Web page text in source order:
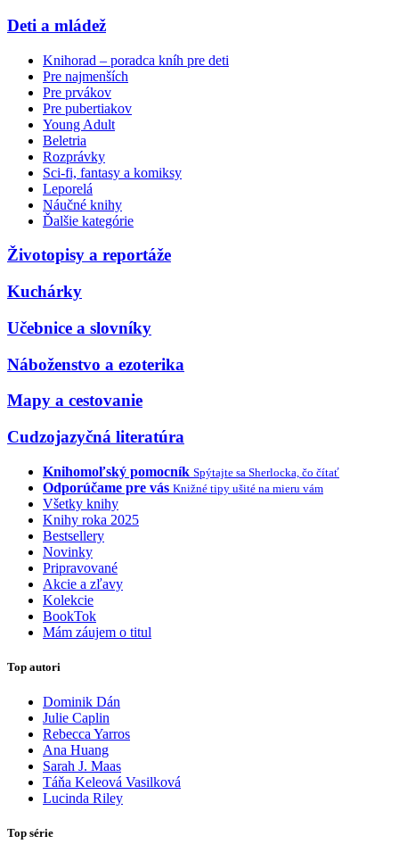
Deti a mládež
Knihorad – poradca kníh pre deti
Pre najmenších
Pre prvákov
Pre pubertiakov
Young Adult
Beletria
Rozprávky
Sci-fi, fantasy a komiksy
Leporelá
Náučné knihy
Ďalšie kategórie
Životopisy a reportáže
Kuchárky
Učebnice a slovníky
Náboženstvo a ezoterika
Mapy a cestovanie
Cudzojazyčná literatúra
Knihomoľský pomocník Spýtajte sa Sherlocka, čo čítať
Odporúčame pre vás Knižné tipy ušité na mieru vám
Všetky knihy
Knihy roka 2025
Bestsellery
Novinky
Pripravované
Akcie a zľavy
Kolekcie
BookTok
Mám záujem o titul
Top autori
Dominik Dán
Julie Caplin
Rebecca Yarros
Ana Huang
Sarah J. Maas
Táňa Keleová Vasilková
Lucinda Riley
Top série